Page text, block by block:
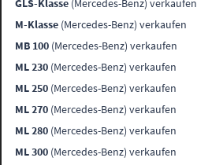
GLS-Klasse (Mercedes-Benz) verkaufen
M-Klasse (Mercedes-Benz) verkaufen
MB 100 (Mercedes-Benz) verkaufen
ML 230 (Mercedes-Benz) verkaufen
ML 250 (Mercedes-Benz) verkaufen
ML 270 (Mercedes-Benz) verkaufen
ML 280 (Mercedes-Benz) verkaufen
ML 300 (Mercedes-Benz) verkaufen